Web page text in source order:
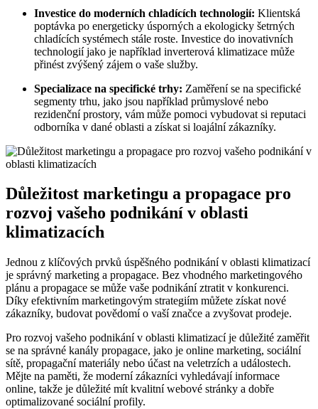
Investice do moderních chladících technologií: Klientská
poptávka po energeticky úsporných a ekologicky šetrných
chladících systémech stále roste. Investice do inovativních
technologií jako je například inverterová klimatizace může
přinést zvýšený zájem o vaše služby.
Specializace na specifické trhy: Zaměření se na specifické
segmenty trhu, jako jsou například průmyslové nebo
rezidenční prostory, vám může pomoci vybudovat si reputaci
odborníka v dané oblasti a získat si loajální zákazníky.
Důležitost marketingu a propagace pro
rozvoj vašeho podnikání v oblasti
klimatizacích
Jednou z klíčových prvků úspěšného podnikání v oblasti klimatizací
je správný marketing a propagace. Bez vhodného marketingového
plánu a propagace se může vaše podnikání ztratit v konkurenci.
Díky efektivním marketingovým strategiím můžete získat nové
zákazníky, budovat povědomí o vaší značce a zvyšovat prodeje.
Pro rozvoj vašeho podnikání v oblasti klimatizací je důležité zaměřit
se na správné kanály propagace, jako je online marketing, sociální
sítě, propagační materiály nebo účast na veletrzích a událostech.
Mějte na paměti, že moderní zákazníci vyhledávají informace
online, takže je důležité mít kvalitní webové stránky a dobře
optimalizované sociální profily.